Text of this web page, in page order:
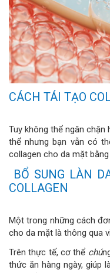
CÁCH TÁI TẠO
Tuy không thể ngăn
thể nhưng bạn vẫn có
collagen cho da mặt
BỔ SUNG LÀN
COLLAGEN
Một trong những cách
cho da mặt là thông qua
Trên thực tế, cơ thể chú
thức ăn hàng ngày, giúp